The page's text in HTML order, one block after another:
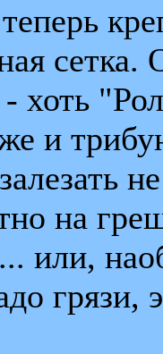
сетка.
- хоть
и
на
или,